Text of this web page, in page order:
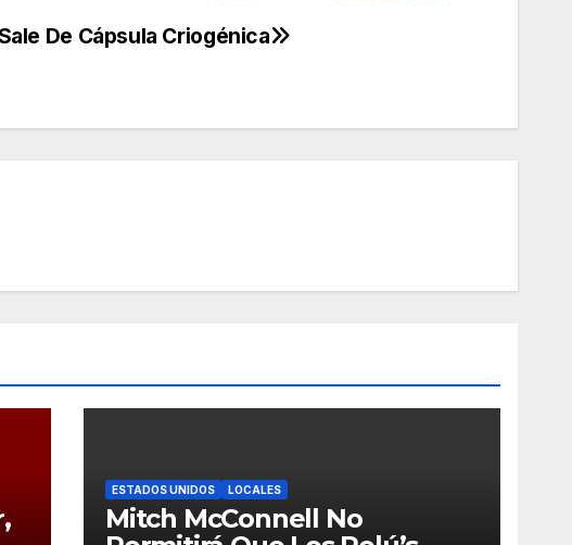
De Cápsula Criogénica
ESTADOS UNIDOS LOCALES
Mitch McConnell No